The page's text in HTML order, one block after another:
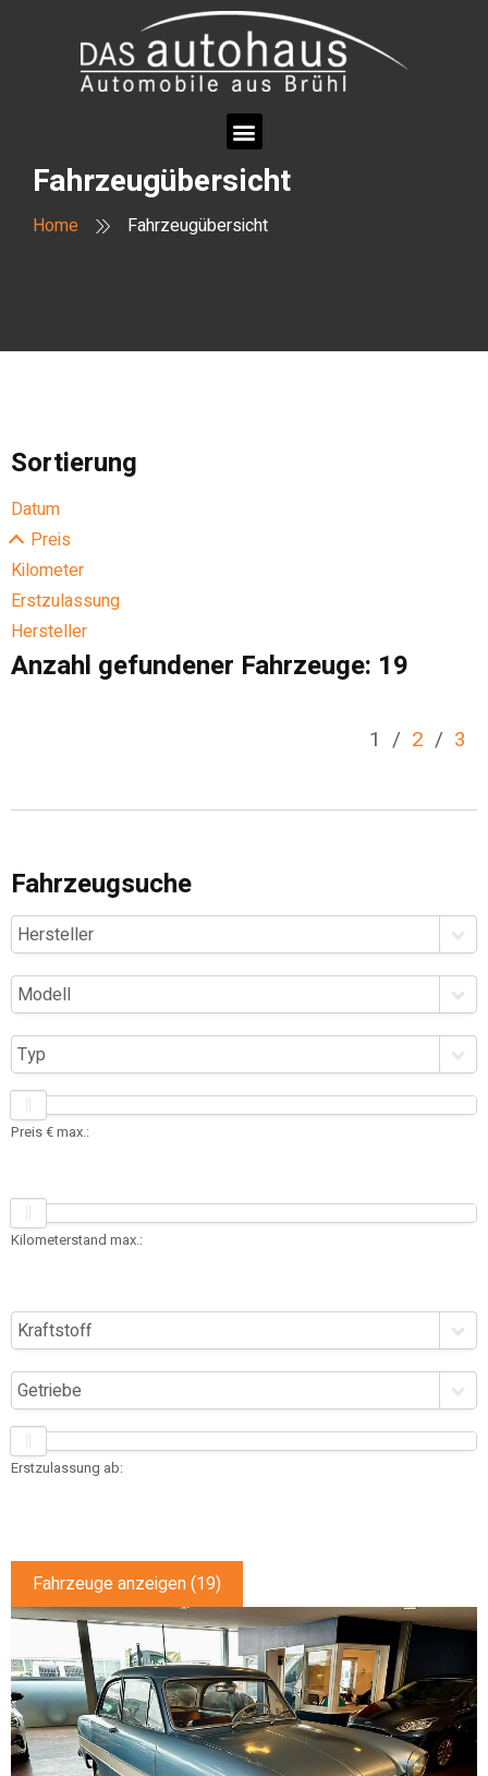
Fahrzeugübersicht
Home Fahrzeugübersicht
Sortierung
Datum
Preis
Kilometer
Erstzulassung
Hersteller
Anzahl gefundener Fahrzeuge: 19
1 / 2 / 3
Fahrzeugsuche
Hersteller
Modell
Typ
Preis € max.:
Kilometerstand max.:
Kraftstoff
Getriebe
Erstzulassung ab:
Fahrzeuge anzeigen(19)